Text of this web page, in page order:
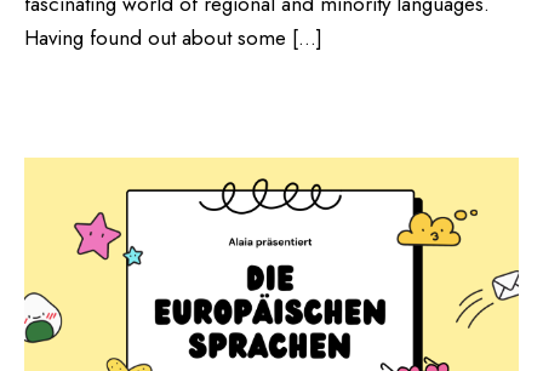
Having found out about some […]